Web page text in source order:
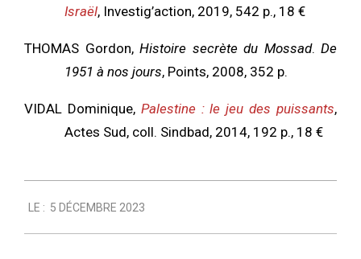
Israël, Investig’action, 2019, 542 p., 18 €
THOMAS Gordon, Histoire secrète du Mossad. De
1951 à nos jours, Points, 2008, 352 p.
VIDAL Dominique, Palestine : le jeu des puissants,
Actes Sud, coll. Sindbad, 2014, 192 p., 18 €
12-
05
LE : 5 DÉCEMBRE 2023